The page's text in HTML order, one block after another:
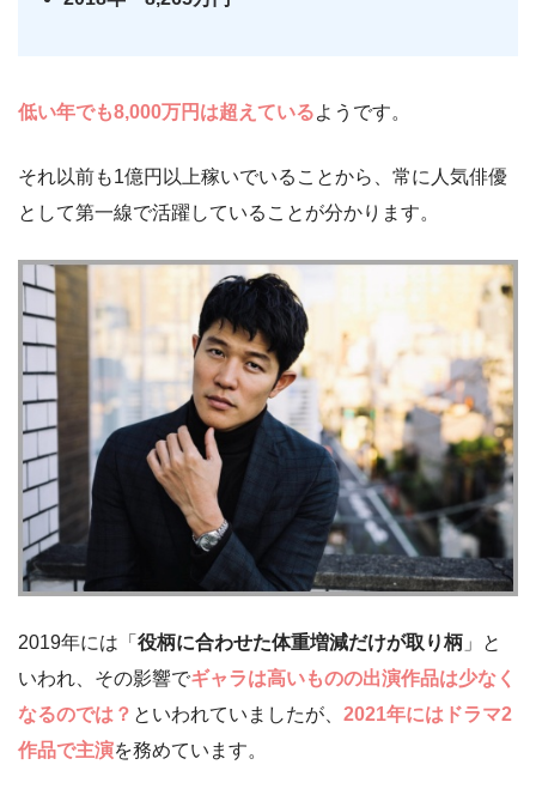
低い年でも8,000万円は超えているようです。
それ以前も1億円以上稼いでいることから、常に人気俳優
として第一線で活躍していることが分かります。
2019年には「 役柄に合わせた体重増減だけが取り柄 」と
いわれ、その影響でギャラは高いものの出演作品は少なく
なるのでは？ といわれていましたが、 2021年にはドラマ2
作品で主演を務めています。